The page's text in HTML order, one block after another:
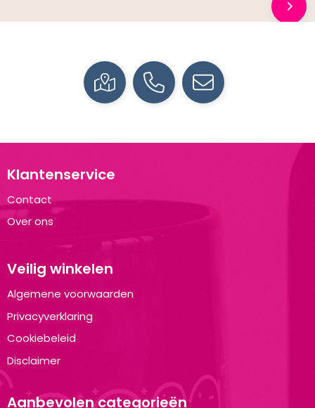
Klantenservice
Contact
Over ons
Veilig winkelen
Algemene voorwaarden
Privacyverklaring
Cookiebeleid
Disclaimer
Aanbevolen categorieën